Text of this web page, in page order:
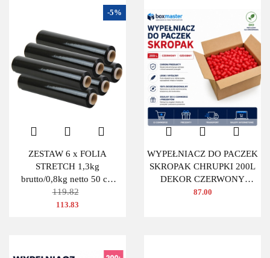
ZESTAW 6 x FOLIA
STRETCH 1,3kg
brutto/0,8kg netto 50 cm
CZARNA
119.82
-5%
113.83
WYPEŁNIACZ DO PACZEK
SKROPAK CHRUPKI 200L
DEKOR CZERWONY
OWAL
87.00